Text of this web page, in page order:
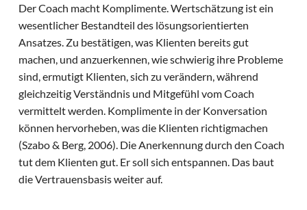
Der Coach macht Komplimente. Wertschätzung ist ein
wesentlicher Bestandteil des lösungsorientierten
Ansatzes. Zu bestätigen, was Klienten bereits gut
machen, und anzuerkennen, wie schwierig ihre Probleme
sind, ermutigt Klienten, sich zu verändern, während
gleichzeitig Verständnis und Mitgefühl vom Coach
vermittelt werden. Komplimente in der Konversation
können hervorheben, was die Klienten richtigmachen
(Szabo & Berg, 2006). Die Anerkennung durch den Coach
tut dem Klienten gut. Er soll sich entspannen. Das baut
die Vertrauensbasis weiter auf.